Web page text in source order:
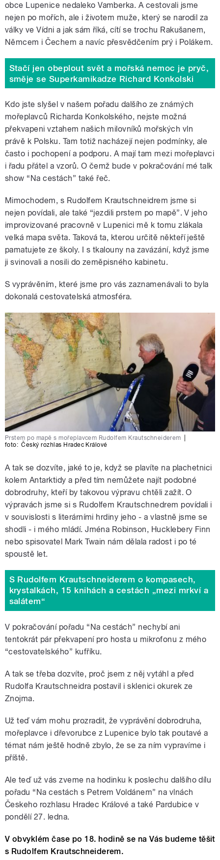
obce Lupenice nedaleko Vamberka. A cestovali jsme
nejen po mořích, ale i životem muže, který se narodil za
války ve Vídni a jak sám říká, cítí se trochu Rakušanem,
Němcem i Čechem a navíc přesvědčením prý i Polákem.
Stačí jen obeplout svět a mořská nemoc je pryč,
směje se Superkamikadze Richard Konkolski
Kdo jste slyšel v našem pořadu dalšího ze známých
mořeplavců Richarda Konkolského, nejste možná
překvapeni vztahem našich milovníků mořských vln
právě k Polsku. Tam totiž nacházejí nejen podmínky, ale
často i pochopení a podporu. A mají tam mezi mořeplavci
i řadu přátel a vzorů. O čemž bude v pokračování mé talk
show “Na cestách” také řeč.
Mimochodem, s Rudolfem Krautschneidrem jsme si
nejen povídali, ale také “jezdili prstem po mapě”. V jeho
improvizované pracovně v Lupenici mě k tomu zlákala
velká mapa světa. Taková ta, kterou určitě někteří ještě
pamatujete ze školy. I s tkalouny na zavázání, když jsme
ji svinovali a nosili do zeměpisného kabinetu.
S vyprávěním, které jsme pro vás zaznamenávali to byla
dokonalá cestovatelská atmosféra.
Prstem po mapě s mořeplavcem Rudolfem Krautschneiderem
foto: Český rozhlas Hradec Králové
A tak se dozvíte, jaké to je, když se plavíte na plachetnici
kolem Antarktidy a před tím nemůžete najít podobné
dobrodruhy, kteří by takovou výpravu chtěli zažít. O
výpravách jsme si s Rudolfem Krautschnedrem povídali i
v souvislosti s literárními hrdiny jeho - a vlastně jsme se
shodli - i mého mládí. Jména Robinson, Hucklebery Finn
nebo spisovatel Mark Twain nám dělala radost i po té
spoustě let.
S Rudolfem Krautschneiderem o kompasech,
krystalkách, 15 knihách a cestách „mezi mrkví a
salátem“
V pokračování pořadu “Na cestách” nechybí ani
tentokrát pár překvapení pro hosta u mikrofonu z mého
“cestovatelského” kufříku.
A tak se třeba dozvíte, proč jsem z něj vytáhl a před
Rudolfa Krautschneidra postavil i sklenici okurek ze
Znojma.
Už teď vám mohu prozradit, že vyprávění dobrodruha,
mořeplavce i dřevorubce z Lupenice bylo tak poutavé a
témat nám ještě hodně zbylo, že se za ním vypravíme i
příště.
Ale teď už vás zveme na hodinku k poslechu dalšího dílu
pořadu “Na cestách s Petrem Voldánem” na vlnách
Českeho rozhlasu Hradec Králové a také Pardubice v
pondělí 27. ledna.
V obvyklém čase po 18. hodině se na Vás budeme těšit
s Rudolfem Krautschneiderem.